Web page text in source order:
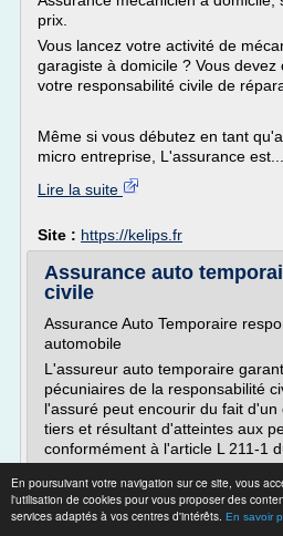
En poursuivant votre navigation sur ce site, vous
l'utilisation de cookies pour vous proposer des
services adaptés à vos centres d'intérêts. En savoir
prix.
Vous lancez votre activité de
garagiste à domicile ? Vous
votre responsabilité civile de
Même si vous débutez en tant
micro entreprise, L'assurance est...
Lire la suite
Site : https://kelips.fr
Assurance auto
civile
Assurance Auto Temporaire
automobile
L'assureur auto temporaire
pécuniaires de la responsabilité
l'assuré peut encourir du fait
tiers et résultant d'atteintes aux
conformément à l'article L 211-1
lorsque le véhicule assuré ou les
Lire la suite